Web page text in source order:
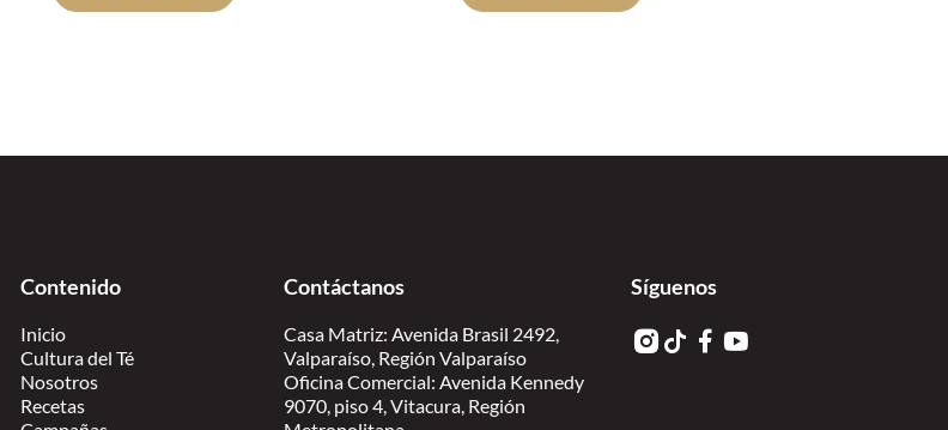
Contenido
Inicio
Cultura del Té
Nosotros
Recetas
Contáctanos
Casa Matriz: Avenida Brasil 2492,
Valparaíso, Región Valparaíso
Oficina Comercial: Avenida Kennedy
9070, piso 4, Vitacura, Región
Síguenos